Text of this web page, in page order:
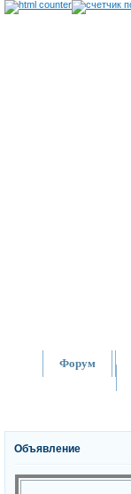
Форум
Объявление